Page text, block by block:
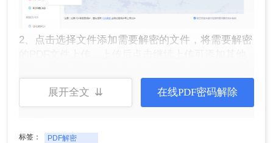
2、点击选择文件添加需要解密的文件，将需要解密
展开全文 ⇊ 在线PDF密码解除
标签： PDF解密